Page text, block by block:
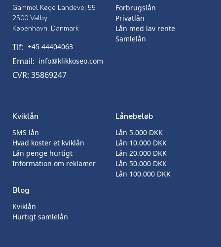
Gammel Køge Landevej 55
2500 Valby
København, Danmark
Tlf: +45 44404063
Email: info@klikkoseo.com
CVR: 35869247
Forbrugslån
Privatlån
Lån med lav rente
Samlelån
Kviklån
SMS lån
Hvad koster et kviklån
Lån penge hurtigt
Information om reklamer
Blog
Kviklån
Hurtigt samlelån
Lånebeløb
Lån 5.000 DKK
Lån 10.000 DKK
Lån 20.000 DKK
Lån 50.000 DKK
Lån 100.000 DKK